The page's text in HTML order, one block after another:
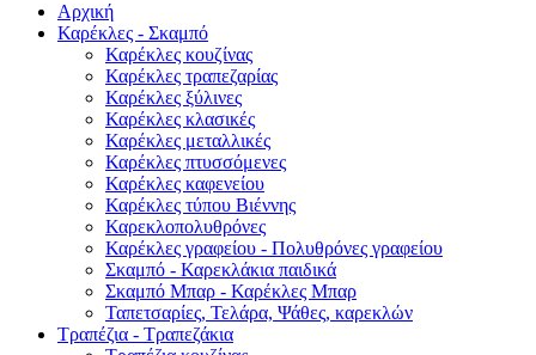
Αρχική
Καρέκλες - Σκαμπό
Καρέκλες κουζίνας
Καρέκλες τραπεζαρίας
Καρέκλες ξύλινες
Καρέκλες κλασικές
Καρέκλες μεταλλικές
Καρέκλες πτυσσόμενες
Καρέκλες καφενείου
Καρέκλες τύπου Βιέννης
Καρεκλοπολυθρόνες
Καρέκλες γραφείου - Πολυθρόνες γραφείου
Σκαμπό - Καρεκλάκια παιδικά
Σκαμπό Μπαρ - Καρέκλες Μπαρ
Ταπετσαρίες, Τελάρα, Ψάθες, καρεκλών
Τραπέζια - Τραπεζάκια